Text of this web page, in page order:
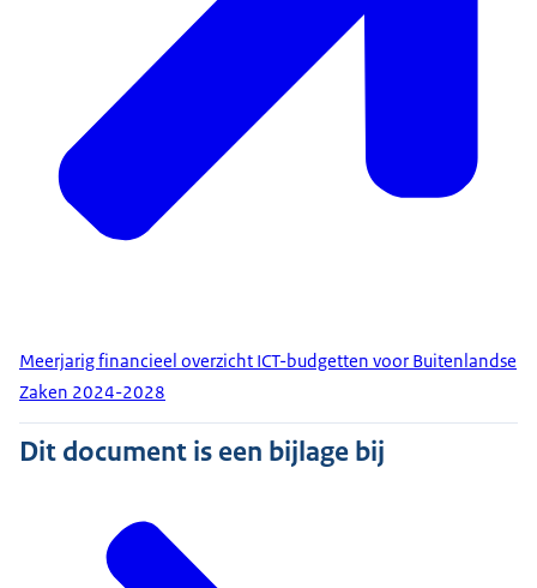
Meerjarig financieel overzicht ICT-budgetten voor Buitenlandse
Zaken 2024-2028
Dit document is een bijlage bij